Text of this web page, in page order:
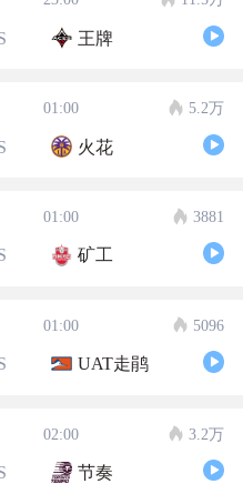
王牌
01:00 5.2万
火花
01:00 3881
矿工
01:00 5096
UAT走鹃
02:00 3.2万
节奏